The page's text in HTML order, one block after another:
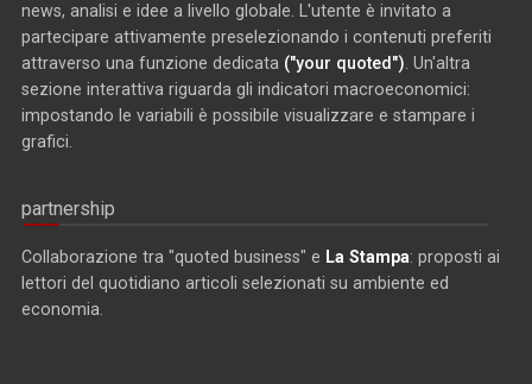
news, analisi e idee a livello globale. L'utente è invitato a
partecipare attivamente preselezionando i contenuti preferiti
attraverso una funzione dedicata ("your quoted"). Un'altra
sezione interattiva riguarda gli indicatori macroeconomici:
impostando le variabili è possibile visualizzare e stampare i
grafici.
partnership
Collaborazione tra "quoted business" e La Stampa: proposti ai
lettori del quotidiano articoli selezionati su ambiente ed
economia.